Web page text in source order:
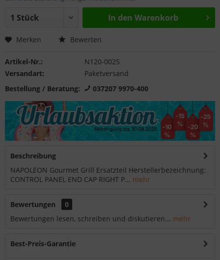
In den Warenkorb
Merken Bewerten
Artikel-Nr.:
N120-0025
Versandart:
Paketversand
Bestellung / Beratung:
037207 9970-400
Beschreibung
NAPOLEON Gourmet Grill Ersatzteil Herstellerbezeichnung:
CONTROL PANEL END CAP RIGHT P... mehr
Bewertungen
0
Bewertungen lesen, schreiben und diskutieren... mehr
Best-Preis-Garantie